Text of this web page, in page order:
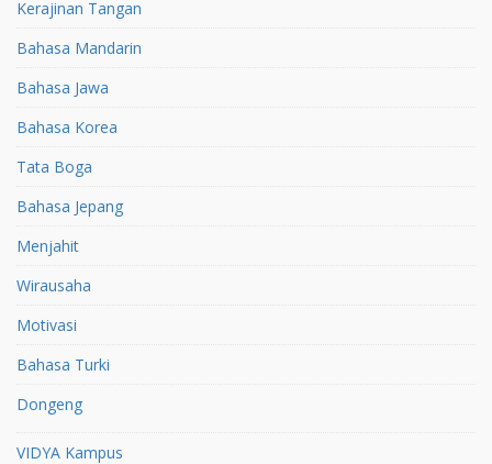
Kerajinan Tangan
Bahasa Mandarin
Bahasa Jawa
Bahasa Korea
Tata Boga
Bahasa Jepang
Menjahit
Wirausaha
Motivasi
Bahasa Turki
Dongeng
VIDYA Kampus